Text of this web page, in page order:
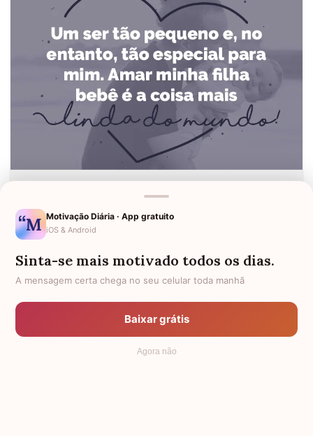
Um ser tão pequeno e, no entanto, tão especial para
mim. Amar minha filha bebê é a coisa mais linda do
mundo!
Motivação Diária · App gratuito
iOS & Android
Sinta-se mais motivado todos os dias.
A mensagem certa chega no seu celular toda manhã
Baixar grátis
Agora não